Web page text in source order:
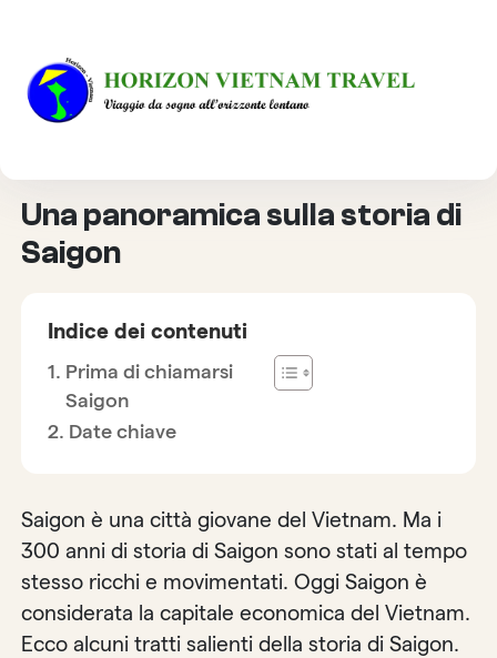
HOME
DESTINAZIONE
Una panoramica sulla storia di
Saigon
Indice dei contenuti
Prima di chiamarsi
Saigon
Date chiave
Saigon è una città giovane del Vietnam. Ma i
300 anni di storia di Saigon sono stati al tempo
stesso ricchi e movimentati. Oggi Saigon è
considerata la capitale economica del Vietnam.
Ecco alcuni tratti salienti della storia di Saigon.